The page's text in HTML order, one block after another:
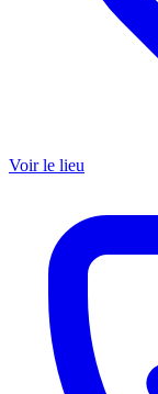
Voir le lieu